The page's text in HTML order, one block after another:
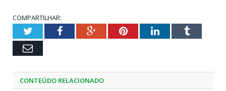
COMPARTILHAR:
TwitterFacebookGoogle+PinterestLinkedInTumblr
Email
CONTEÚDO RELACIONADO